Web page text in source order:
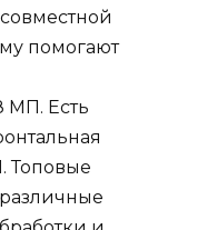
помогают
МП. Есть
Топовые